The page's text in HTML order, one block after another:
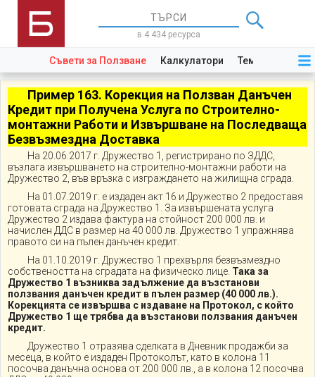
в 4 434 ресурса
Съвети за Ползване Калкулатори Теми Закони
Пример 163. Корекция на Ползван Данъчен
Кредит при Получена Услуга по Строително-
монтажни Работи и Извършване на Последваща
Безвъзмездна Доставка
На 20.06.2017 г. Дружество 1, регистрирано по ЗДДС,
възлага извършването на строително-монтажни работи на
Дружество 2, във връзка с изграждането на жилищна сграда.
На 01.07.2019 г. е издаден акт 16 и Дружество 2 предоставя
готовата сграда на Дружество 1. За извършената услуга
Дружество 2 издава фактура на стойност 200 000 лв. и
начислен ДДС в размер на 40 000 лв. Дружество 1 упражнява
правото си на пълен данъчен кредит.
На 01.10.2019 г. Дружество 1 прехвърля безвъзмездно
собствеността на сградата на физическо лице. Така за
Дружество 1 възниква задължение да възстанови
ползвания данъчен кредит в пълен размер (40 000 лв.).
Корекцията се извършва с издаване на Протокол, с който
Дружество 1 ще трябва да възстанови ползвания данъчен
кредит.
Дружество 1 отразява сделката в Дневник продажби за
месеца, в който е издаден Протоколът, като в колона 11
посочва данъчна основа от 200 000 лв., а в колона 12 посочва